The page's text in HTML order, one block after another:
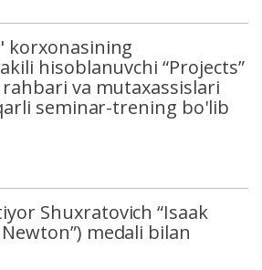
korxonasining
hisoblanuvchi “Projects”
va mutaxassislari
seminar-trening bo'lib
Shuxratovich “Isaak
medali bilan